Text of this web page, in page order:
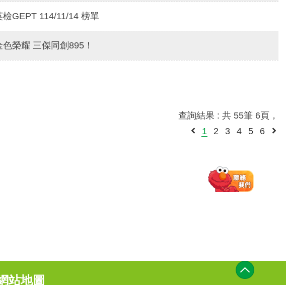
GEPT 114/11/14 榜單
榮耀 三傑同創895！
查詢結果 : 共 55筆 6頁，
1
2 3 4 5 6
站地圖